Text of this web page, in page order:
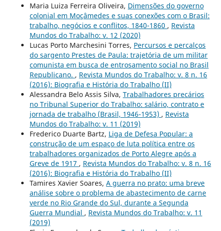
Maria Luiza Ferreira Oliveira, Dimensões do governo
colonial em Moçâmedes e suas conexões com o Brasil:
trabalho, negócios e conflitos, 1840-1860 , Revista
Mundos do Trabalho: v. 12 (2020)
Lucas Porto Marchesini Torres, Percursos e percalços
do sargento Prestes de Paula: trajetória de um militar
comunista em busca de entrosamento social no Brasil
Republicano. , Revista Mundos do Trabalho: v. 8 n. 16
(2016): Biografia e História do Trabalho (II)
Alessandra Belo Assis Silva, Trabalhadores precários
no Tribunal Superior do Trabalho: salário, contrato e
jornada de trabalho (Brasil, 1946-1953) , Revista
Mundos do Trabalho: v. 11 (2019)
Frederico Duarte Bartz, Liga de Defesa Popular: a
construção de um espaço de luta política entre os
trabalhadores organizados de Porto Alegre após a
Greve de 1917 , Revista Mundos do Trabalho: v. 8 n. 16
(2016): Biografia e História do Trabalho (II)
Tamires Xavier Soares, A guerra no prato: uma breve
análise sobre o problema de abastecimento de carne
verde no Rio Grande do Sul, durante a Segunda
Guerra Mundial , Revista Mundos do Trabalho: v. 11
(2019)